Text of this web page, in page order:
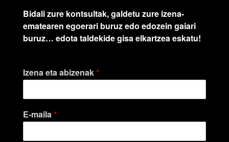
Bidali zure kontsultak, galdetu zure izena-
ematearen egoerari buruz edo edozein gaiari
buruz… edota taldekide gisa elkartzea eskatu!
Izena eta abizenak*
E-maila*